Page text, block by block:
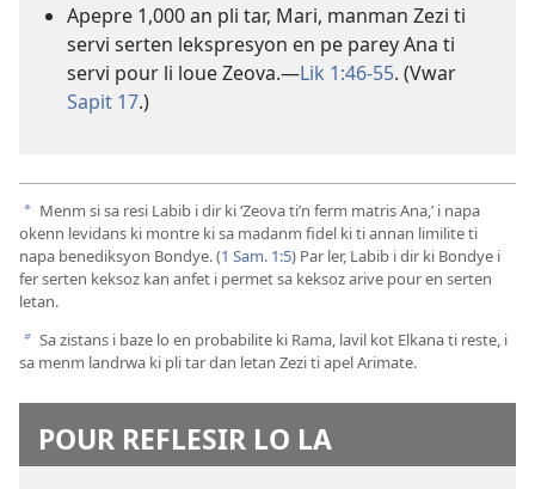
Apepre 1,000 an pli tar, Mari, manman Zezi ti
servi serten lekspresyon en pe parey Ana ti
servi pour li loue Zeova.​—Lik 1:46-55. (Vwar
Sapit 17.)
a Menm si sa resi Labib i dir ki ‘Zeova ti’n ferm matris Ana,’ i napa
okenn levidans ki montre ki sa madanm fidel ki ti annan limilite ti
napa benediksyon Bondye. (1 Sam. 1:5) Par ler, Labib i dir ki Bondye i
fer serten keksoz kan anfet i permet sa keksoz arive pour en serten
letan.
b Sa zistans i baze lo en probabilite ki Rama, lavil kot Elkana ti reste, i
sa menm landrwa ki pli tar dan letan Zezi ti apel Arimate.
POUR REFLESIR LO LA